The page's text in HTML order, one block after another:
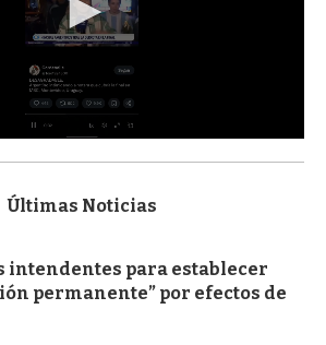
Últimas Noticias
intendentes para establecer
permanente” por efectos de